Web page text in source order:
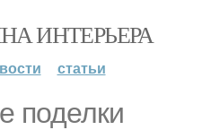
ИНТЕРЬЕРА
статьи
поделки